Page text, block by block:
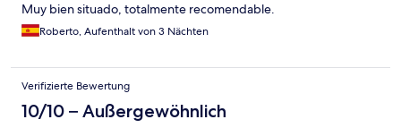
Muy bien situado, totalmente recomendable.
Roberto, Aufenthalt von 3 Nächten
Verifizierte Bewertung
10/10 – Außergewöhnlich